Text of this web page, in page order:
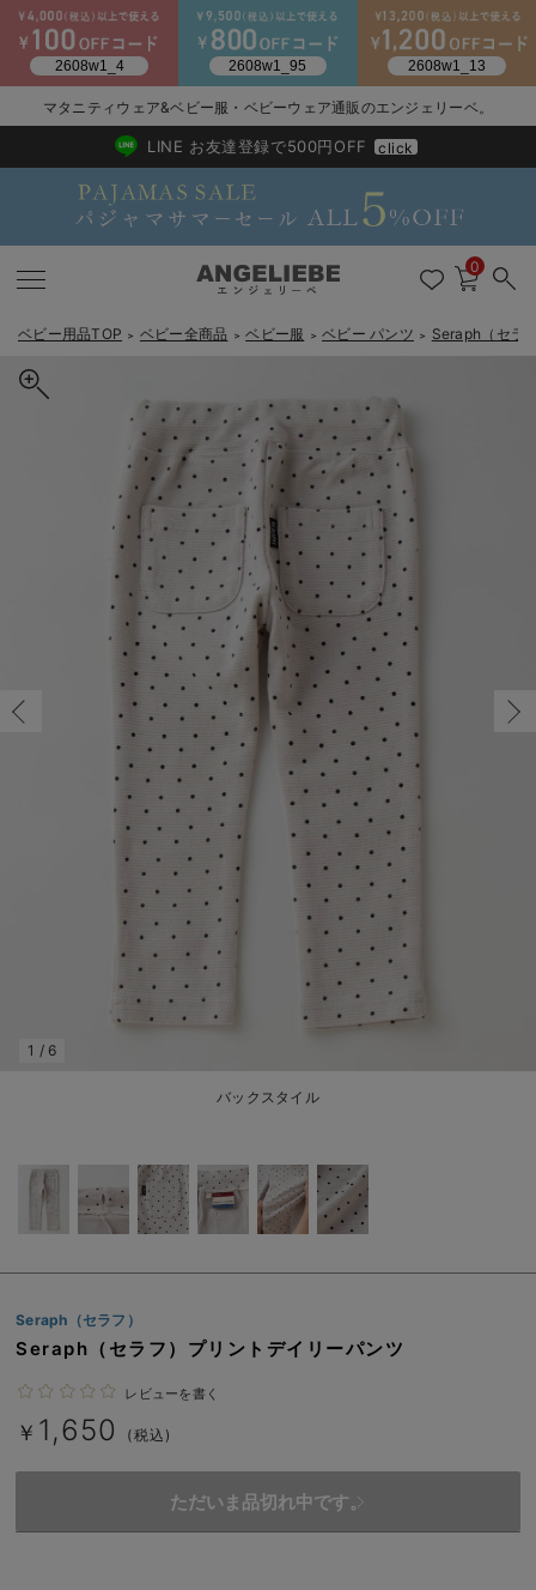
戻る
コンビ肌着・新生児/ベビー肌着
ツーウェイオール・2WAYオール（新生児）
戻る
ロンパース・カバーオール
ベビー ワンピース
ベビー スカート
ベビートップス
ベビー セットアップ
スタイ・よだれかけ（新生児・ベビー）
ベビー帽子（新生児・乳児）
新生児スリーパー・ベビーパジャマ
戻る
シーズンアイテム全て
戻る
ベビー・新生児 寝具全て
ベビーベッド・布団 （ベビー・新生児）
ベビー ブランケット・タオルケット
おくるみ（新生児）
戻る
子育て便利家電
プレイマット・ベビー マット
ベビー 雑貨 小物
ベビー安全グッズ
ベビーおもちゃ
メモリアルグッズ
授乳・調乳・お食事
赤ちゃん 洗剤・洗濯用品・お掃除
赤ちゃん お風呂・ベビースキンケア
おむつ関連グッズ
戻る
お出かけグッズ全て
戻る
ベビー｜季節の特集全て
猛暑からベビーを守るひんやりグッズ
夏のお役立ちベビーウェア
シンカーパイル特集
ベビーの動物なりきり特集
ベビー 夏のお役立ちグッズ特集
【素材別】ベビーロンパース特集
袴ロンパース特集
戻る
【アウトレット】ワンピース
【アウトレット】トップス・授乳トップス
【アウトレット】ボトムス
【アウトレット】パジャマ
【アウトレット】インナー
【アウトレット】ベビー
戻る
見えてもカワイイ
冷房対策
快適機能ウェア特集 トップス
快適機能ウェア特集 ボトムス
快適機能ウェア特集 パジャマ
ハレの日に着るANGELIEBEのセレモニー
買って正解！高評価レビューアイテム
親子コーデ｜ママとベビーにおすすめ！
便利な育児家電
Gift Selection 出産祝い
保育園・入園準備特集
戻る
再入荷｜インナー
再入荷｜アウター
送料無料アイテム全て
トップス
パンツ
スカート
パジャマ
雑貨
ベビー
ブラキャミ おまとめ
【37周年祭セール】
【37周年祭セール】
気温差別オススメア
【〜10℃】3月中旬
涼しくて可愛い「ワ
マタニティウェア
こだわりの履き心地
デニム
レギンス
オフィス
きれいめトップス派
きれいめスカート派
きれいめ美脚パンツ派
ツィード派
セットアップ派
出産準備応援割全て
マタニティインナー
ベビー
【オフィスカジュア
パンツタイプ
【フォーマル】ボト
【フォーマル】トッ
【ベビー】半袖
【ベビー】グッズ
2WAYオール
コンビ肌着
短肌着
セット
快適ウェア10%OFF
春のマタニティワン
Aライン ・フレアワ
Iライン ・タイトシ
ジャンパースカート/
ワーク・オフィス
フォーマル / オケー
あったかアイテム｜
Gift Selection 出産
〜5,000円（税込）
〜10,000円（税込）
10,001円（税込）〜
女の子におススメの
定番ギフト
もらって嬉しいギフト
かわいくておもしろ
何枚あっても嬉しい
長く使えるアイテム
冬の冷え対策インナ
綿混素材
腹巻・ひざ上パンツ
保温&リカバリー
レギンス・タイツ
あったか度◎
裏起毛素材
入院準備の持ち物チ
赤ちゃんへ使うもの
産後に使うグッズ
冬のあったか特集全て
【冬のあったか特集
【冬のあったか特集
【冬のあったか特集
マタニティウェア&ベビー服・ベビーウェア通販のエンジェリーベ。
2026/NewArrival
送料495円(一部地域を除く) 7,700円以上で送料無料
LINE お友達登録で500円OFF click
0
ベビー用品TOP ＞ ベビー全商品 ＞ ベビー服 ＞ ベビー パンツ ＞ Seraph（セラ
バックスタイル
1 / 6
Seraph（セラフ）
Seraph（セラフ）プリントデイリーパンツ
レビューを書く
￥ 1,650 (税込)
ただいま品切れ中です。